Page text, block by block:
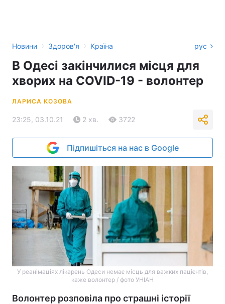
Новини › Здоров'я › Країна рус
В Одесі закінчилися місця для
хворих на COVID-19 - волонтер
ЛАРИСА КОЗОВА
23:25, 03.10.21 2 хв. 3722
Підпишіться на нас в Google
У реанімаціях лікарень Одеси немає місць для важких пацієнтів,
каже волонтер / фото УНІАН
Волонтер розповіла про страшні історії